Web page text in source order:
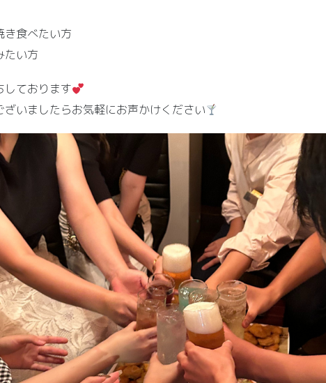
食べたい方
い方
しております
ざいましたらお気軽にお声かけください